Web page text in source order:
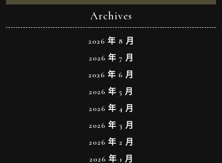
Archives
2026 年 8 月
2026 年 7 月
2026 年 6 月
2026 年 5 月
2026 年 4 月
2026 年 3 月
2026 年 2 月
2026 年 1 月